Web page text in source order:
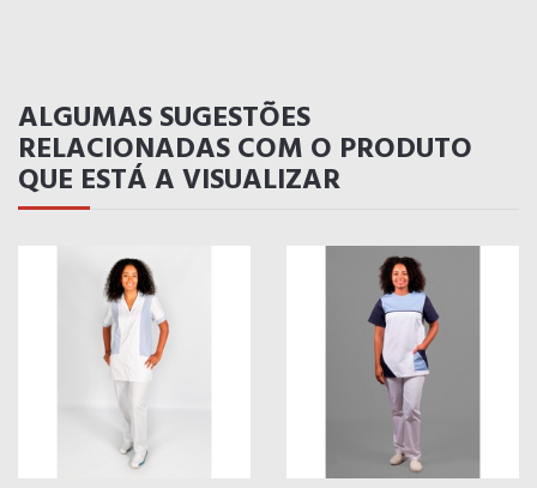
ALGUMAS SUGESTÕES
RELACIONADAS COM O PRODUTO
QUE ESTÁ A VISUALIZAR